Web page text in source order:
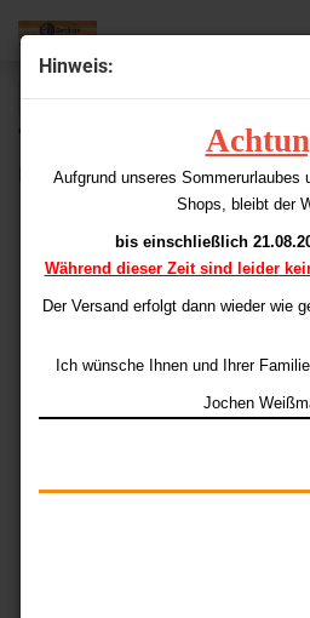
Hinweis:
Aufgrund unseres Sommerurlaubes
Shops, bleibt der
bis einschließlich
Während dieser Zeit sind leider
Der Versand erfolgt dann wieder wie
Ich wünsche Ihnen und Ihrer
Jochen
« Erster « zurück weiter »
Letzter
92
Artikel in dieser Kategorie
Playboy Flights Standard pink